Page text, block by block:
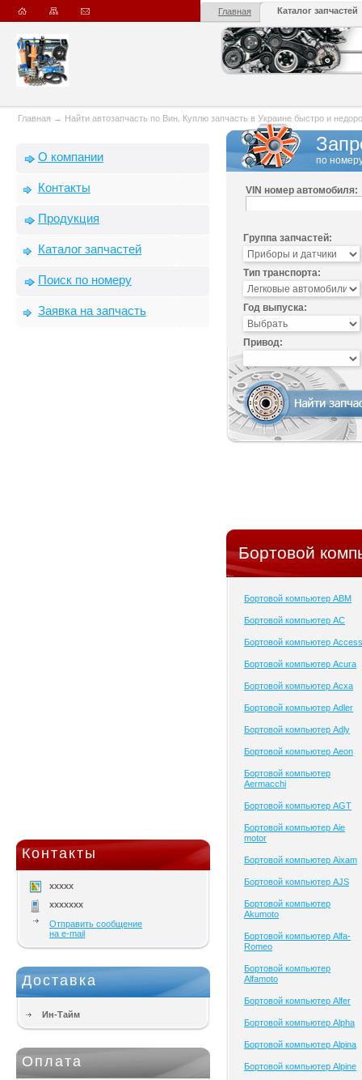
Главная Каталог запчастей
Главная → Найти автозапчасть по Вин. Куплю запчасть в Украине быстро и
О компании
Контакты
Продукция
Каталог запчастей
Поиск по номеру
Заявка на запчасть
Контакты
xxxxx
xxxxxxx
Отправить сообщение
на e-mail
Доставка
Ин-Тайм
Оплата
по
VIN номер автомобиля:
Группа запчастей:
Тип транспорта:
Год выпуска:
Привод:
Бортовой
Бортовой компьютер ABM
Бортовой компьютер AC
Бортовой компьютер Access
Бортовой компьютер Acura
Бортовой компьютер Acxa
Бортовой компьютер Adler
Бортовой компьютер Adly
Бортовой компьютер Aeon
Бортовой компьютер
Aermacchi
Бортовой компьютер AGT
Бортовой компьютер Aie
motor
Бортовой компьютер Aixam
Бортовой компьютер AJS
Бортовой компьютер
Akumoto
Бортовой компьютер Alfa-
Romeo
Бортовой компьютер
Alfamoto
Бортовой компьютер Alfer
Бортовой компьютер Alpha
Бортовой компьютер Alpina
Бортовой компьютер Alpine